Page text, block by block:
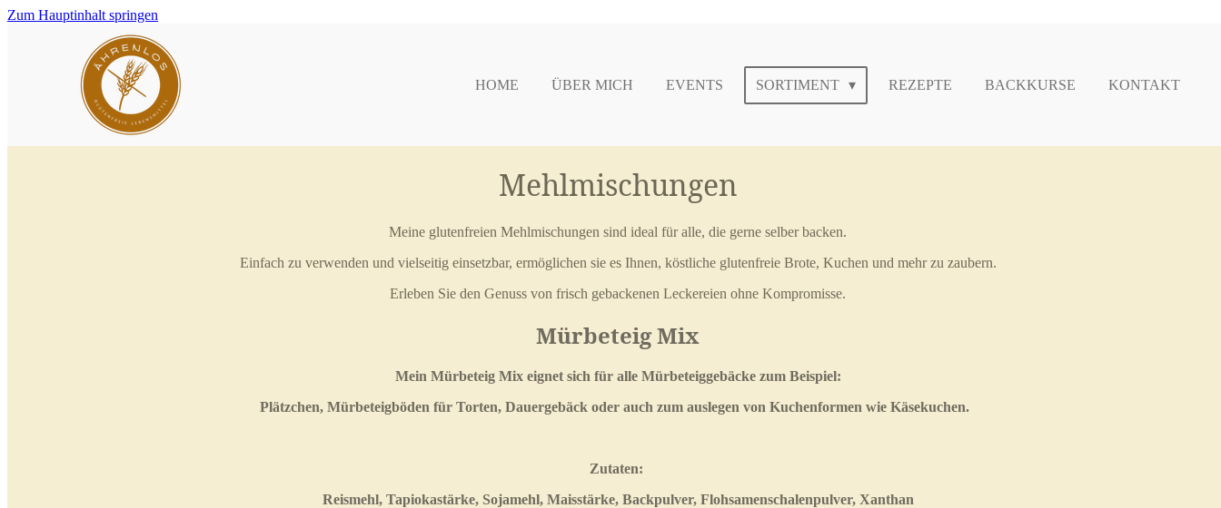
Zum Hauptinhalt springen
HOME ÜBER MICH EVENTS SORTIMENT REZEPTE BACKKURSE KONTAKT
Mehlmischungen
Meine glutenfreien Mehlmischungen sind ideal für alle, die gerne selber backen.
Einfach zu verwenden und vielseitig einsetzbar, ermöglichen sie es Ihnen, köstliche glutenfreie Brote, Kuchen und mehr zu zaubern.
Erleben Sie den Genuss von frisch gebackenen Leckereien ohne Kompromisse.
Mürbeteig Mix
Mein Mürbeteig Mix eignet sich für alle Mürbeteiggebäcke zum Beispiel:
Plätzchen, Mürbeteigböden für Torten, Dauergebäck oder auch zum auslegen von Kuchenformen wie Käsekuchen.
Zutaten:
Reismehl, Tapiokastärke, Sojamehl, Maisstärke, Backpulver, Flohsamenschalenpulver, Xanthan